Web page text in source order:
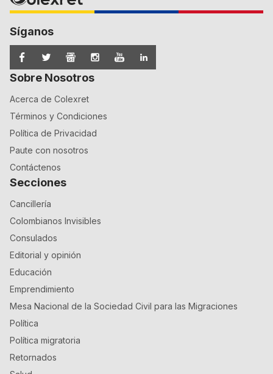
Síganos
Sobre Nosotros
Acerca de Colexret
Términos y Condiciones
Política de Privacidad
Paute con nosotros
Contáctenos
Secciones
Cancillería
Colombianos Invisibles
Consulados
Editorial y opinión
Educación
Emprendimiento
Mesa Nacional de la Sociedad Civil para las Migraciones
Política
Política migratoria
Retornados